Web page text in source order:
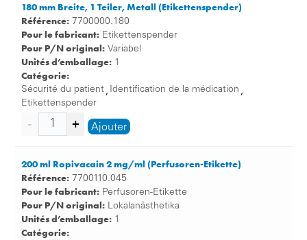
180 mm Breite, 1 Teiler, Metall (Etikettenspender)
Référence: 7700000.180
Pour le fabricant: Etikettenspender
Pour P/N original: Variabel
Unités d’emballage: 1
Catégorie:
Sécurité du patient , Identification de la médication ,
Etikettenspender
Ajouter
200 ml Ropivacain 2 mg/ml (Perfusoren-Etikette)
Référence: 7700110.045
Pour le fabricant: Perfusoren-Etikette
Pour P/N original: Lokalanästhetika
Unités d’emballage: 1
Catégorie: